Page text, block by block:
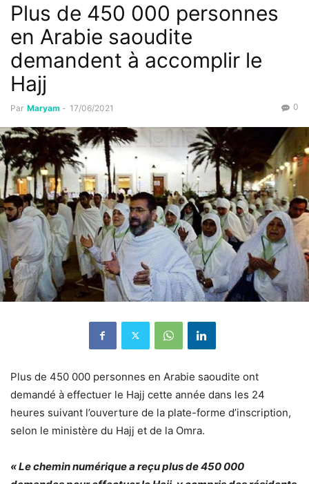
Plus de 450 000 personnes
en Arabie saoudite
demandent à accomplir le
Hajj
Par Maryam - 17/06/2021 0
Plus de 450 000 personnes en Arabie saoudite ont
demandé à effectuer le Hajj cette année dans les 24
heures suivant l’ouverture de la plate-forme d’inscription,
selon le ministère du Hajj et de la Omra.
« Le chemin numérique a reçu plus de 450 000